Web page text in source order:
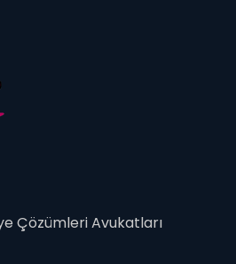
Çözümleri Avukatları